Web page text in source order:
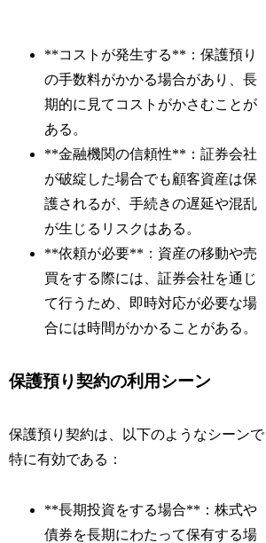
**コストが発生する**：保護預り
の手数料がかかる場合があり、長
期的に見てコストがかさむことが
ある。
**金融機関の信頼性**：証券会社
が破綻した場合でも顧客資産は保
護されるが、手続きの遅延や混乱
が生じるリスクはある。
**依頼が必要**：資産の移動や売
買をする際には、証券会社を通じ
て行うため、即時対応が必要な場
合には時間がかかることがある。
保護預り契約の利用シーン
保護預り契約は、以下のようなシーンで
特に有効である：
**長期投資をする場合**：株式や
債券を長期にわたって保有する場